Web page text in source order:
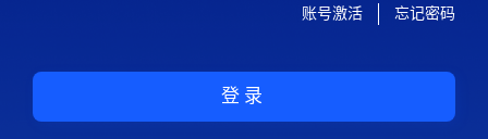
账号激活 忘记密码
登录